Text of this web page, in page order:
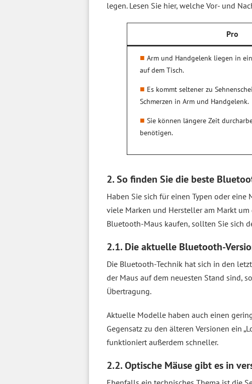
legen. Lesen Sie hier, welche Vor- und
Pro
Arm und Handgelenk liegen in
auf dem Tisch.
Es kommt seltener zu
Schmerzen in Arm und Handgelenk.
Sie können längere Zeit
benötigen.
2. So finden Sie die beste
Haben Sie sich für einen Typen oder
viele Marken und Hersteller am Markt
Bluetooth-Maus kaufen, sollten Sie sich
2.1. Die aktuelle Bluetooth-
Die Bluetooth-Technik hat sich in den
der Maus auf dem neuesten Stand sind,
Übertragung.
Aktuelle Modelle haben auch einen
Gegensatz zu den älteren Versionen ein
funktioniert außerdem schneller.
2.2. Optische Mäuse gibt es in